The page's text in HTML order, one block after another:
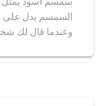
السمسم يدل على
وعندما قال لك